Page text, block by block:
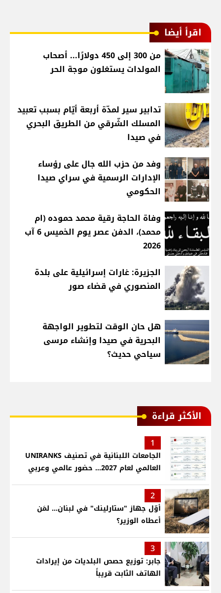
اقرأ أيضا
من 300 إلى 450 دولارًا... أصحاب
المولدات يستغلون موجة الحر
تدابير سير لمدّة أربعة أيّام بسبب تعبيد
المسلك الشّرقي من الطريق البحري
في صيدا
وفد من حزب الله جال على رؤساء
الإدارات الرسمية في سراي صيدا
الحكومي
وفاة الحاجة رقية محمد حموده (ام
محمد)، الدفن عصر يوم الخميس 6 آب
2026
الجزيرة: غارات إسرائيلية على بلدة
المنصوري في قضاء صور
هل حان الوقت لتطوير الواجهة
البحرية في صيدا وإنشاء مرسى
سياحي حديث؟
الأكثر قراءة
1
الجامعات اللبنانية في تصنيف UNIRANKS
العالمي لعام 2027... حضور عالمي وعربي
2
أوّل جهاز "ستارلينك" في لبنان... لمَن
أعطاه الوزير؟
3
جابر: توزيع حصص البلديات من إيرادات
الهاتف الثابت قريباً